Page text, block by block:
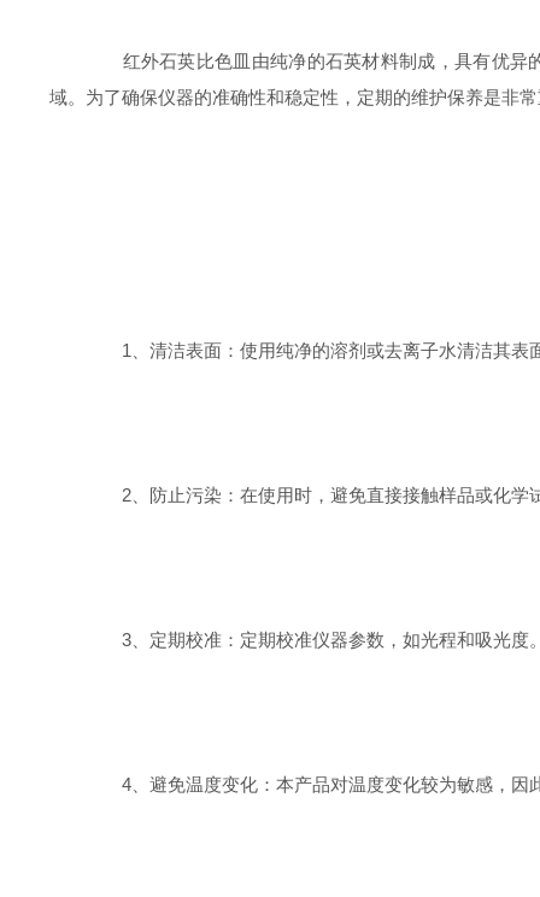
红外石英比色皿由纯净的石英材料制成，具有优异
域。为了确保仪器的准确性和稳定性，定期的维护保养是非
1、清洁表面：使用纯净的溶剂或去离子水清洁其表
2、防止污染：在使用时，避免直接接触样品或化学
3、定期校准：定期校准仪器参数，如光程和吸光度
4、避免温度变化：本产品对温度变化较为敏感，因